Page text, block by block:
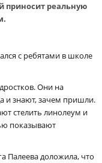
приносит реальную
с ребятами в школе
Они на
и знают, зачем пришли.
стелить линолеум и
показывают
Палеева доложила, что